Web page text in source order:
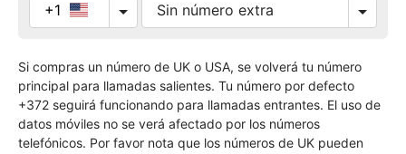
+1
Si compras un número de UK o USA, se volverá tu número
principal para llamadas salientes. Tu número por defecto
+372 seguirá funcionando para llamadas entrantes. El uso de
datos móviles no se verá afectado por los números
telefónicos. Por favor nota que los números de UK pueden